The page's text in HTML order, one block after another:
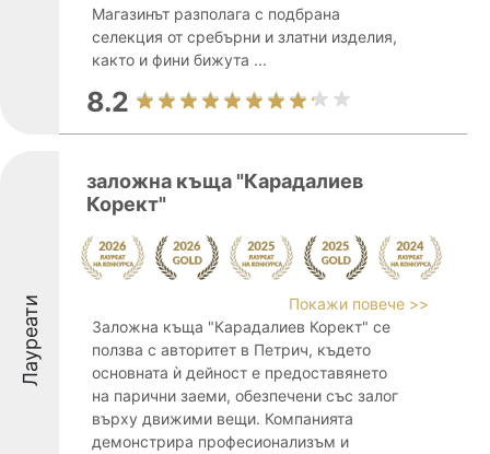
Магазинът разполага с подбрана
селекция от сребърни и златни изделия,
както и фини бижута ...
8.2
Лауреати
заложна къща "Карадалиев
Корект"
Покажи повече >>
Заложна къща "Карадалиев Корект" се
ползва с авторитет в Петрич, където
основната ѝ дейност е предоставянето
на парични заеми, обезпечени със залог
върху движими вещи. Компанията
демонстрира професионализъм и